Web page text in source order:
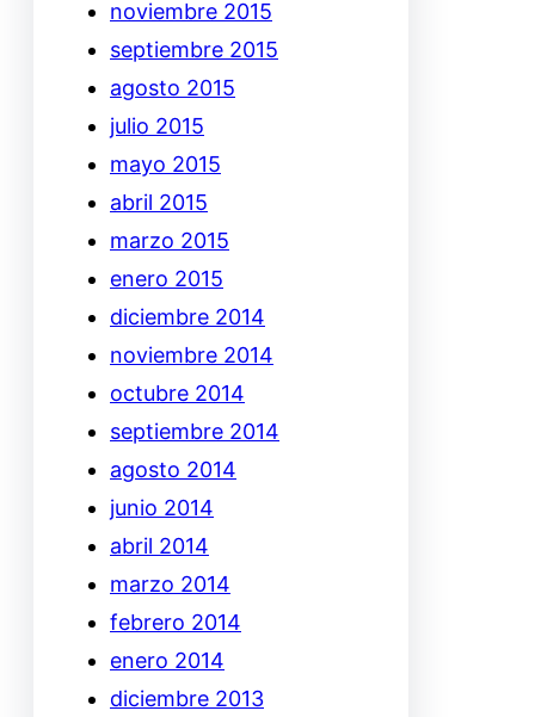
noviembre 2015
septiembre 2015
agosto 2015
julio 2015
mayo 2015
abril 2015
marzo 2015
enero 2015
diciembre 2014
noviembre 2014
octubre 2014
septiembre 2014
agosto 2014
junio 2014
abril 2014
marzo 2014
febrero 2014
enero 2014
diciembre 2013